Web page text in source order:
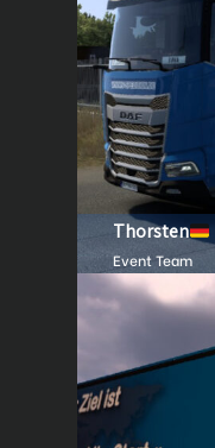
Thorsten
Event Team